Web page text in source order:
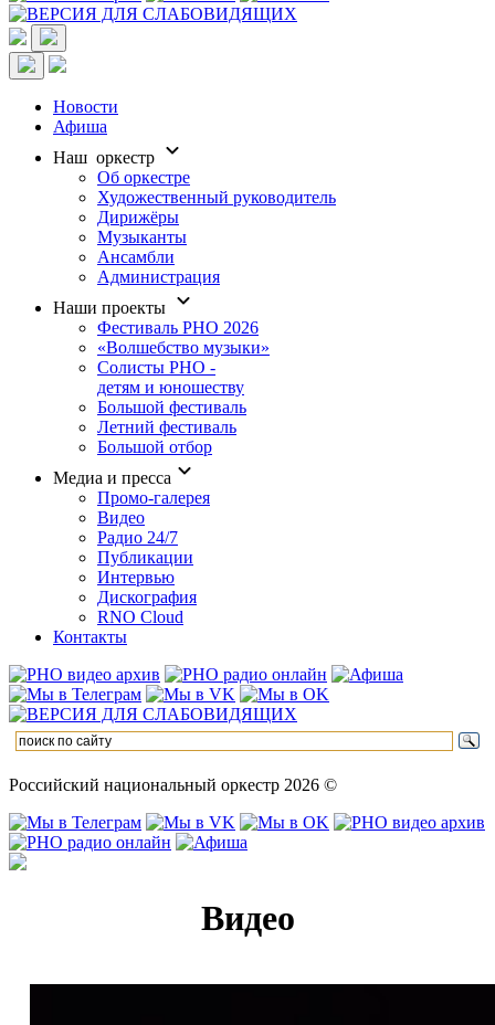
Новости
Афиша
Наш оркестр
Об оркестре
Художественный руководитель
Дирижёры
Музыканты
Ансамбли
Администрация
Наши проекты
Фестиваль РНО 2026
«Волшебство музыки»
Солисты РНО -
детям и юношеству
Большой фестиваль
Летний фестиваль
Большой отбор
Медиа и пресса
Промо-галерея
Видео
Радио 24/7
Публикации
Интервью
Дискография
RNO Cloud
Контакты
Российский национальный оркестр 2026 ©
Видео